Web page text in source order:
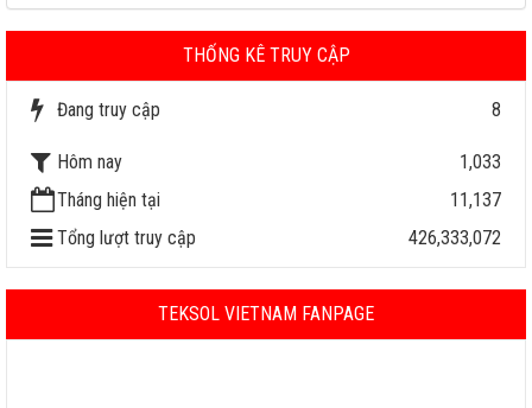
THỐNG KÊ TRUY CẬP
Đang truy cập 8
Hôm nay
1,033
Tháng hiện tại
11,137
Tổng lượt truy cập
426,333,072
TEKSOL VIETNAM FANPAGE